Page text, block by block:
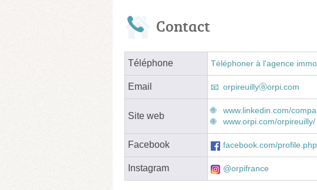
Contact
Téléphone Téléphoner à l'agence
Email orpireuillyⓐorpi.com
Site web
www.linkedin.com/
www.orpi.com/orpireuilly/
Facebook facebook.com/profile.php
Instagram @orpifrance